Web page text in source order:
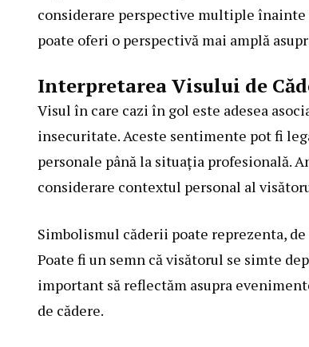
considerare perspective multiple
poate oferi o perspectivă mai amplă
Interpretarea Visului de
Visul în care cazi în gol este adesea
insecuritate. Aceste sentimente pot fi
personale până la situația profesională.
considerare contextul personal al
Simbolismul căderii poate reprezenta,
Poate fi un semn că visătorul se simte
important să reflectăm asupra
de cădere.